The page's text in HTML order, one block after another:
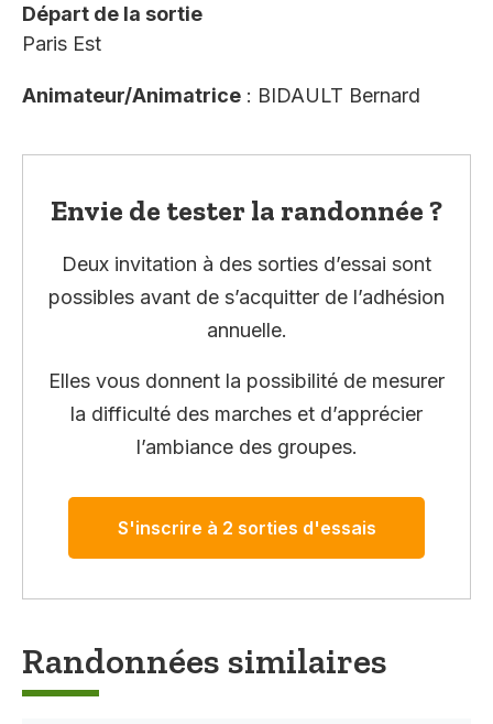
Départ de la sortie
Paris Est
Animateur/Animatrice : BIDAULT Bernard
Envie de tester la randonnée ?
Deux invitation à des sorties d’essai sont
possibles avant de s’acquitter de l’adhésion
annuelle.
Elles vous donnent la possibilité de mesurer
la difficulté des marches et d’apprécier
l’ambiance des groupes.
S'inscrire à 2 sorties d'essais
Randonnées similaires